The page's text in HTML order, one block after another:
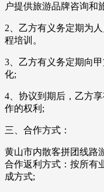
户提供旅游品牌咨询和
2、乙方有义务定期为
程培训。
3、乙方有义务定期向
化;
4、协议到期后，乙方
作的权利;
三、合作方式：
黄山市内散客拼团线路
合作返利方式：按所有
成方式;